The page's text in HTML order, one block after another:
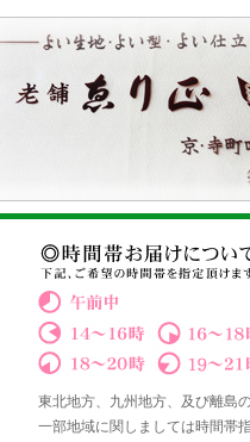
東北地方、九州地方、及び離島
一部地域に関しましては時間帯